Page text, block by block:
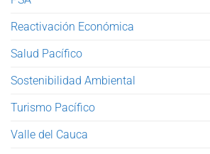
Reactivación Económica
Salud Pacífico
Sostenibilidad Ambiental
Turismo Pacífico
Valle del Cauca